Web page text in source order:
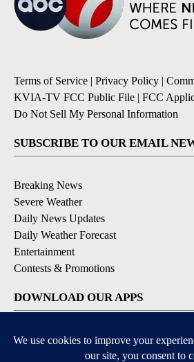
Terms of Service | Privacy Policy |
KVIA-TV FCC Public File | FCC
Do Not Sell My Personal Information
SUBSCRIBE TO OUR EMAIL
Breaking News
Severe Weather
Daily News Updates
Daily Weather Forecast
Entertainment
Contests & Promotions
DOWNLOAD OUR APPS
Available for iOS and